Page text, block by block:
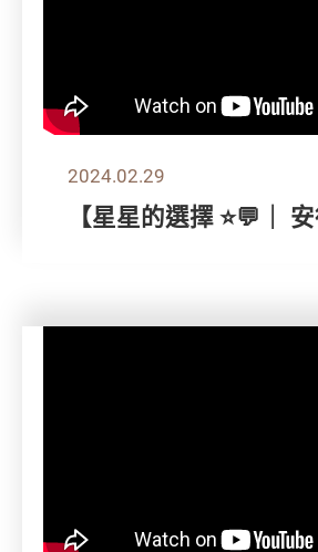
2024.02.29
【星星的選擇 ⭐💬｜ 安